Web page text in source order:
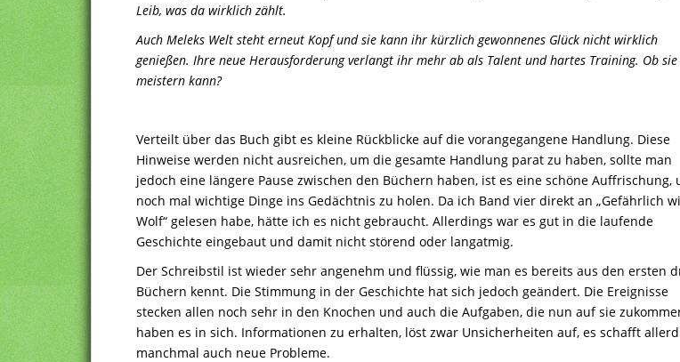
Leib, was da wirklich zählt.
Auch Meleks Welt steht erneut Kopf und sie kann ihr kürzlich gewonnenes Glück nicht wirklich
genießen. Ihre neue Herausforderung verlangt ihr mehr ab als Talent und hartes Training. Ob sie
meistern kann?
Verteilt über das Buch gibt es kleine Rückblicke auf die vorangegangene Handlung. Diese
Hinweise werden nicht ausreichen, um die gesamte Handlung parat zu haben, sollte man
jedoch eine längere Pause zwischen den Büchern haben, ist es eine schöne Auffrischung,
noch mal wichtige Dinge ins Gedächtnis zu holen. Da ich Band vier direkt an „Gefährlich
Wolf“ gelesen habe, hätte ich es nicht gebraucht. Allerdings war es gut in die laufende
Geschichte eingebaut und damit nicht störend oder langatmig.
Der Schreibstil ist wieder sehr angenehm und flüssig, wie man es bereits aus den ersten
Büchern kennt. Die Stimmung in der Geschichte hat sich jedoch geändert. Die Ereignisse
stecken allen noch sehr in den Knochen und auch die Aufgaben, die nun auf sie
haben es in sich. Informationen zu erhalten, löst zwar Unsicherheiten auf, es schafft
manchmal auch neue Probleme.